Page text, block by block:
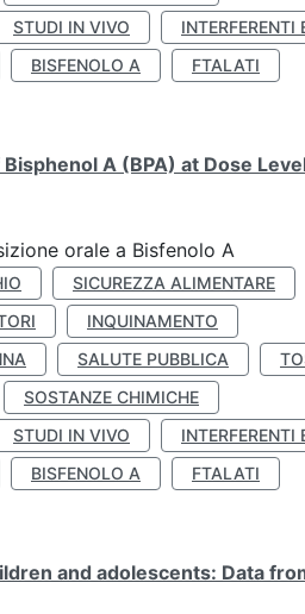
STUDI IN VIVO
INTERFERENTI
BISFENOLO A
FTALATI
A (BPA) at Dose
orale a Bisfenolo A
SICUREZZA ALIMENTARE
INQUINAMENTO
SALUTE PUBBLICA
SOSTANZE CHIMICHE
STUDI IN VIVO
INTERFERENTI
BISFENOLO A
FTALATI
and adolescents: Data